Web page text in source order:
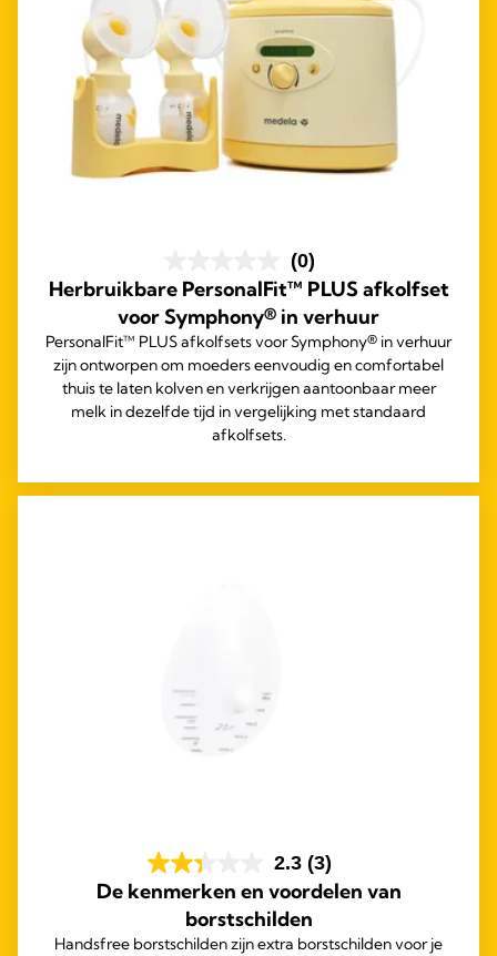
(0)
Herbruikbare PersonalFit™ PLUS afkolfset
voor Symphony® in verhuur
PersonalFit™ PLUS afkolfsets voor Symphony® in verhuur
zijn ontworpen om moeders eenvoudig en comfortabel
thuis te laten kolven en verkrijgen aantoonbaar meer
melk in dezelfde tijd in vergelijking met standaard
afkolfsets.
2.3 (3)
De kenmerken en voordelen van
borstschilden
Handsfree borstschilden zijn extra borstschilden voor je